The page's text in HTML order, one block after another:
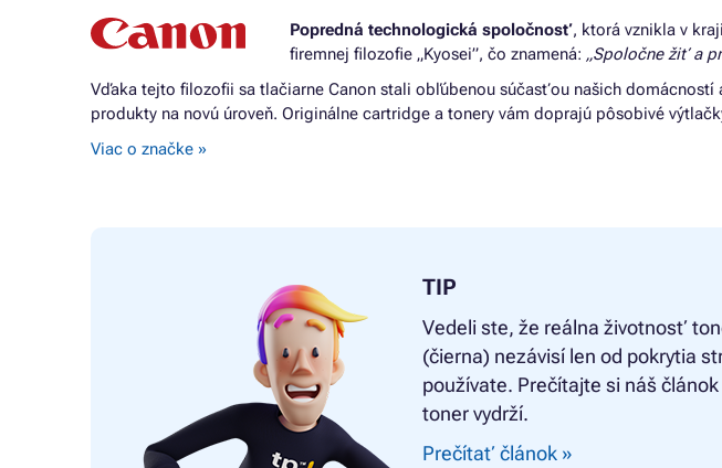
Popredná technologická spoločnosť, ktorá vznikla v
firemnej filozofie „Kyosei”, čo znamená: „Spoločne žiť a
Vďaka tejto filozofii sa tlačiarne Canon stali obľúbenou súčasťou našich domácností
produkty na novú úroveň. Originálne cartridge a tonery vám doprajú pôsobivé
Viac o značke »
TIP
Vedeli ste, že reálna životnosť
(čierna) nezávisí len od pokrytia
používate. Prečítajte si náš
toner vydrží.
Prečítať článok »